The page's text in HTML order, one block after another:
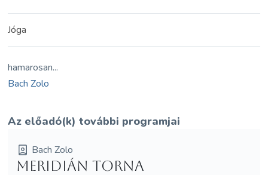
Jóga
hamarosan...
Bach Zolo
Az előadó(k) további programjai
Bach Zolo
Meridián torna